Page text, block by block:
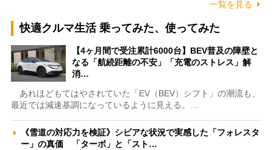
一覧を見る
快適クルマ生活 乗ってみた、使ってみた
【4ヶ月間で受注累計6000台】BEV普及の障壁と
なる「航続距離の不安」「充電のストレス」解
消…
あれほどもてはやされていた「EV（BEV）シフト」の潮流も、
最近では減速基調になっているように見える。…
《雪道の対応力を検証》シビアな状況で実感した「フォレスタ
ー」の真価 「ターボ」と「スト…